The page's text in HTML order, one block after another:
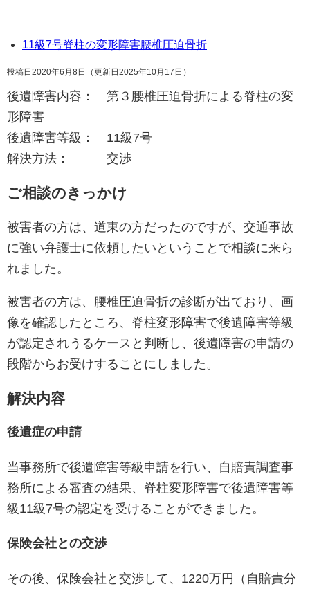
11級7号脊柱の変形障害腰椎圧迫骨折
投稿日2020年6月8日 （更新日2025年10月17日）
後遺障害内容： 第３腰椎圧迫骨折による脊柱の変
形障害
後遺障害等級： 11級7号
解決方法： 交渉
ご相談のきっかけ
被害者の方は、道東の方だったのですが、交通事故
に強い弁護士に依頼したいということで相談に来ら
れました。
被害者の方は、腰椎圧迫骨折の診断が出ており、画
像を確認したところ、脊柱変形障害で後遺障害等級
が認定されうるケースと判断し、後遺障害の申請の
段階からお受けすることにしました。
解決内容
後遺症の申請
当事務所で後遺障害等級申請を行い、自賠責調査事
務所による審査の結果、脊柱変形障害で後遺障害等
級11級7号の認定を受けることができました。
保険会社との交渉
その後、保険会社と交渉して、1220万円（自賠責分